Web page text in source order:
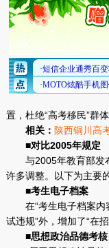
置，杜绝“高考移民”群
相关： 陕西铜川高
■对比2005年规定
与2005年教育部发布
许多调整。以下为主要
■考生电子档案
在“考生电子档案内容
试违规”外，增加了“在
■思想政治品德考核